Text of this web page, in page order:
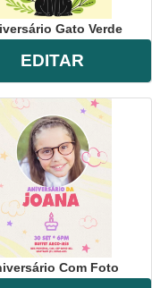
Gato Verde
EDITAR
Com Foto